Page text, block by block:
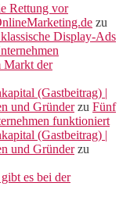
Rettung vor
zu
Display-Ads
Markt der
(Gastbeitrag) |
und Gründerzu Fünf
funktioniert
(Gastbeitrag) |
und Gründerzu
es bei der